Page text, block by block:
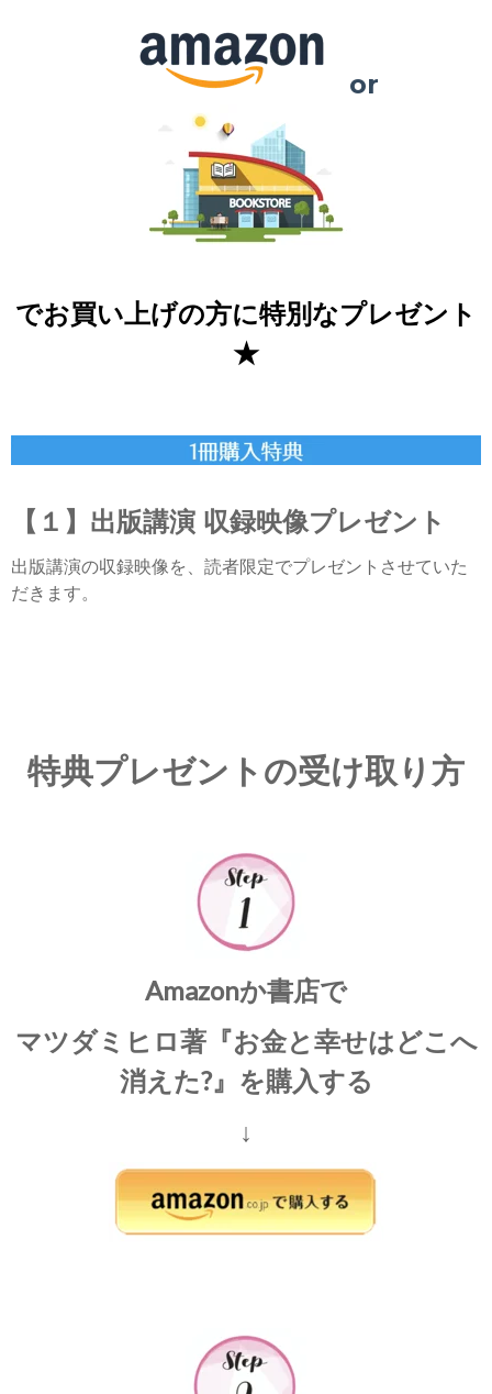
or
でお買い上げの方に特別なプレゼント
★
【１】 出版講演 収録映像プレゼント
出版講演の収録映像を、読者限定でプレゼントさせていた
だきます。
特典プレゼントの受け取り方
Amazonか書店で
マツダミヒロ著『お金と幸せはどこへ
消えた?』を購入する
↓